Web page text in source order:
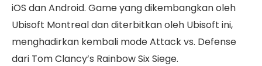
iOS dan Android. Game yang dikembangkan oleh
Ubisoft Montreal dan diterbitkan oleh Ubisoft ini,
menghadirkan kembali mode Attack vs. Defense
dari Tom Clancy’s Rainbow Six Siege.